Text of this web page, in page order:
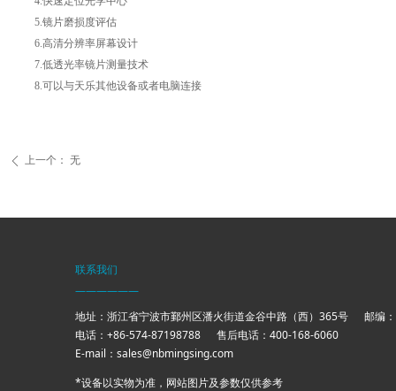
5.镜片磨损度评估
6.高清分辨率屏幕设计
7.低透光率镜片测量技术
8.可以与天乐其他设备或者电脑连接
ꄴ 上一个： 无
联系我们
——————
地址：浙江省宁波市鄞州区潘火街道金谷中路（西）365号 邮编
电话：+86-574-87198788 售后电话：400-
E-mail：sales@nbmingsing.com
*设备以实物为准，网站图片及参数仅供参考